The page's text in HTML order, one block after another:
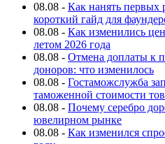
08.08 - Как нанять первых
короткий гайд для
08.08 - Как изменились
летом 2026 года
08.08 - Отмена доплаты к
доноров: что изменилось
08.08 - Гостаможслужба
таможенной стоимости
08.08 - Почему серебро
ювелирном рынке
08.08 - Как изменился